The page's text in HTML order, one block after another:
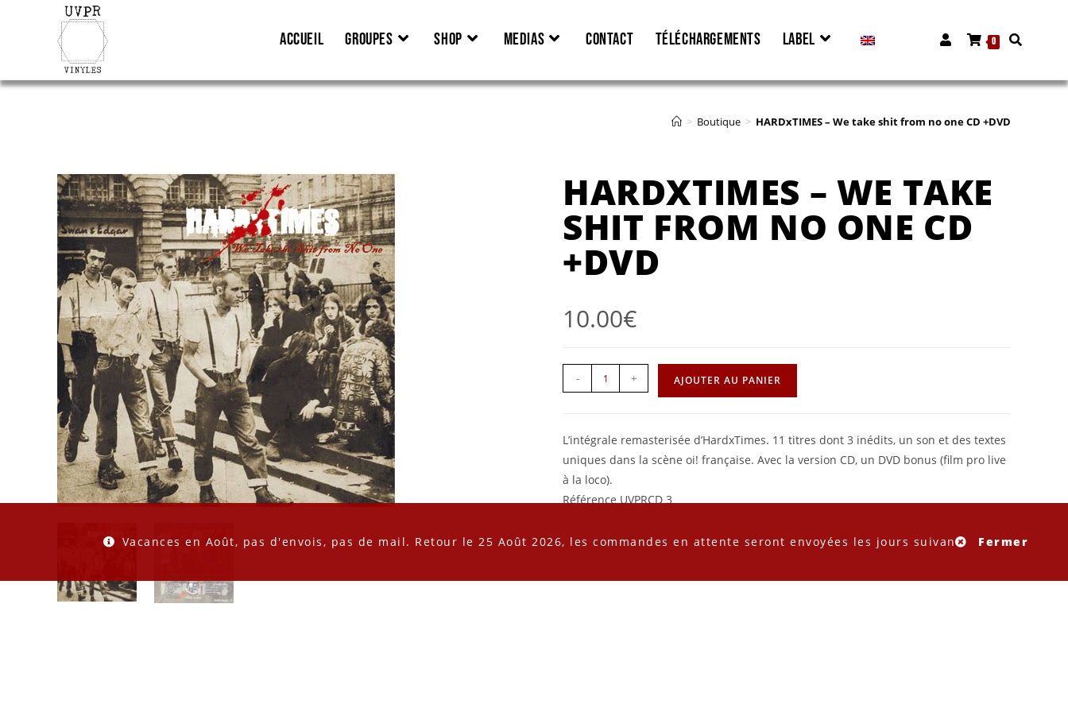
Vacances en Août, pas d'envois, pas de mail. Retour le 25 Août 2026, les commandes en attente seront envoyées les jours suivant. Fermer
ACCUEIL GROUPES SHOP MEDIAS CONTACT TÉLÉCHARGEMENTS LABEL 0
> Boutique > HARDxTIMES – We take shit from no one CD +DVD
HARDXTIMES – WE TAKE
SHIT FROM NO ONE CD
+DVD
10.00€
- + AJOUTER AU PANIER
L’intégrale remasterisée d’HardxTimes. 11 titres dont 3 inédits, un son et des textes
uniques dans la scène oi! française. Avec la version CD, un DVD bonus (film pro live
à la loco).
Référence UVPRCD 3